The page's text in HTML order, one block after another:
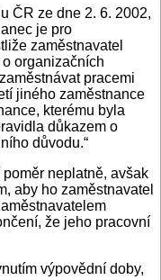
ČR ze dne 2. 6. 2002,
je pro
zaměstnavatel
organizačních
pracemi
jiného zaměstnance
kterému byla
důkazem o
důvodu.“
neplatně, avšak
aby ho zaměstnavatel
že jeho pracovní
výpovědní doby,